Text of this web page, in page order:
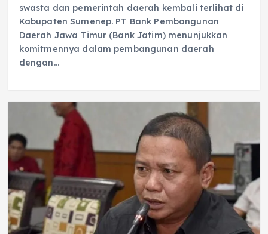
swasta dan pemerintah daerah kembali terlihat di
Kabupaten Sumenep. PT Bank Pembangunan
Daerah Jawa Timur (Bank Jatim) menunjukkan
komitmennya dalam pembangunan daerah
dengan…